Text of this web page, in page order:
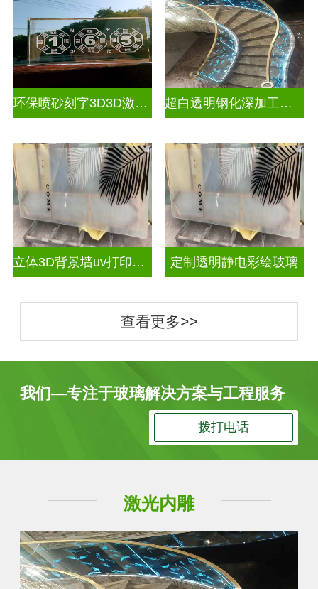
环保喷砂刻字3D3D激光内雕玻璃 超白透明钢化深加工激光内雕屏风
立体3D背景墙uv打印玻璃 定制透明静电彩绘玻璃
查看更多>>
我们—专注于玻璃解决方案与工程服务
拨打电话
激光内雕